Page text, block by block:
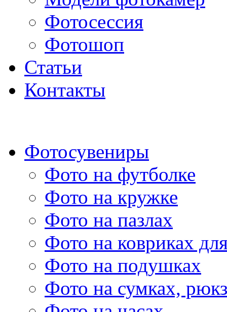
Фотосессия
Фотошоп
Статьи
Контакты
Фотосувениры
Фото на футболке
Фото на кружке
Фото на пазлах
Фото на ковриках
Фото на подушках
Фото на сумках,